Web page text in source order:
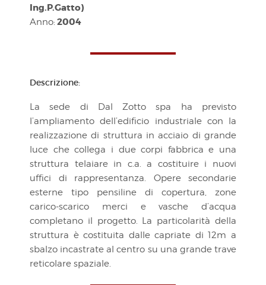
Ing.P.Gatto)
Anno: 2004
Descrizione:
La sede di Dal Zotto spa ha previsto
l’ampliamento dell’edificio industriale con la
realizzazione di struttura in acciaio di grande
luce che collega i due corpi fabbrica e una
struttura telaiare in c.a. a costituire i nuovi
uffici di rappresentanza. Opere secondarie
esterne tipo pensiline di copertura, zone
carico-scarico merci e vasche d’acqua
completano il progetto. La particolarità della
struttura è costituita dalle capriate di 12m a
sbalzo incastrate al centro su una grande trave
reticolare spaziale.